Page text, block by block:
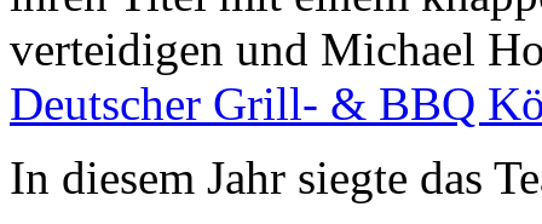
verteidigen und Michael
Deutscher Grill- & BBQ
In diesem Jahr siegte das